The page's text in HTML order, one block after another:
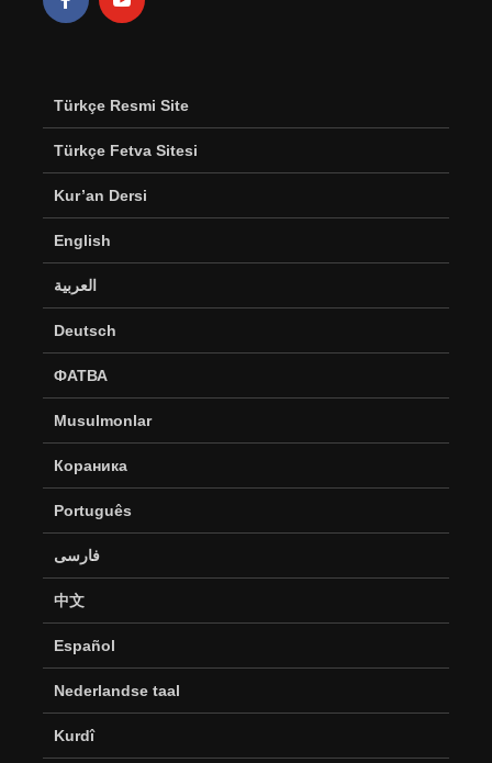
Türkçe Resmi Site
Türkçe Fetva Sitesi
Kur’an Dersi
English
العربية
Deutsch
ФАТВА
Musulmonlar
Кораника
Português
فارسی
中文
Español
Nederlandse taal
Kurdî